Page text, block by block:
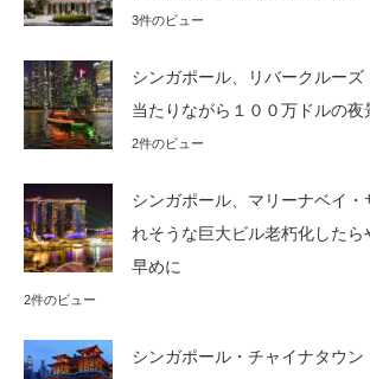
3件のビュー
シンガポール、リバークルーズ
当たりながら１００万ドルの夜
2件のビュー
シンガポール、マリーナベイ・
れそうな巨大ビル老朽化したら
早めに
2件のビュー
シンガポール・チャイナタウ